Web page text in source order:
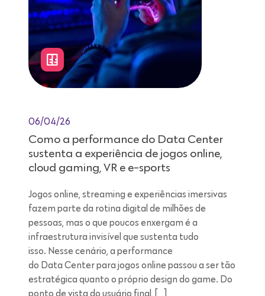
06/04/26
Como a performance do Data Center
sustenta a experiência de jogos online,
cloud gaming, VR e e-sports
Jogos online, streaming e experiências imersivas
fazem parte da rotina digital de milhões de
pessoas, mas o que poucos enxergam é a
infraestrutura invisível que sustenta tudo
isso. Nesse cenário, a performance
do Data Center para jogos online passou a ser tão
estratégica quanto o próprio design do game. Do
ponto de vista do usuário final, […]